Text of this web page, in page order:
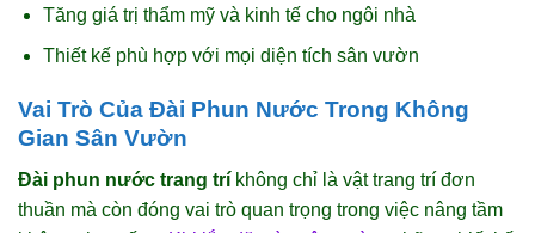
Tăng giá trị thẩm mỹ và kinh tế cho ngôi nhà
Thiết kế phù hợp với mọi diện tích sân vườn
Vai Trò Của Đài Phun Nước Trong Không
Gian Sân Vườn
Đài phun nước trang trí không chỉ là vật trang trí đơn
thuần mà còn đóng vai trò quan trọng trong việc nâng tầm